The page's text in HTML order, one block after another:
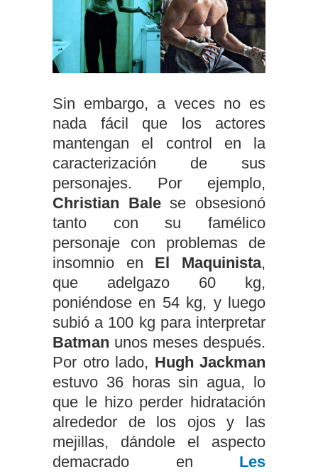
Sin embargo, a veces no es
nada fácil que los actores
mantengan el control en la
caracterización de sus
personajes. Por ejemplo,
Christian Balese obsesionó
tanto con su famélico
personaje con problemas de
insomnio en El Maquinista,
que adelgazo 60 kg,
poniéndose en 54 kg, y luego
subió a 100 kg para interpretar
Batman unos meses después.
Por otro lado, Hugh Jackman
estuvo 36 horas sin agua, lo
que le hizo perder hidratación
alrededor de los ojos y las
mejillas, dándole el aspecto
demacrado en Les